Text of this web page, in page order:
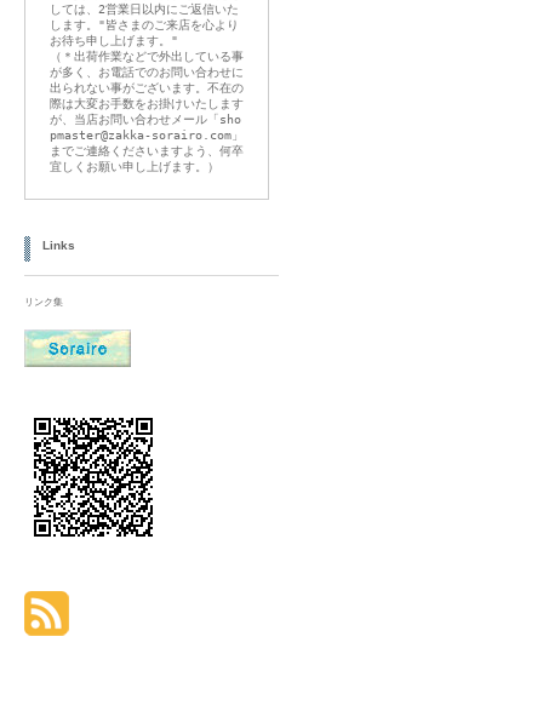
しては、2営業日以内にご返信いた
します。"皆さまのご来店を心より
お待ち申し上げます。"
（＊出荷作業などで外出している事
が多く、お電話でのお問い合わせに
出られない事がございます。不在の
際は大変お手数をお掛けいたします
が、当店お問い合わせメール「sho
pmaster@zakka-sorairo.com」
までご連絡くださいますよう、何卒
宜しくお願い申し上げます。）
Links
リンク集